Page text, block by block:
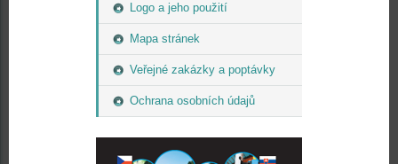
Logo a jeho použití
Mapa stránek
Veřejné zakázky a poptávky
Ochrana osobních údajů